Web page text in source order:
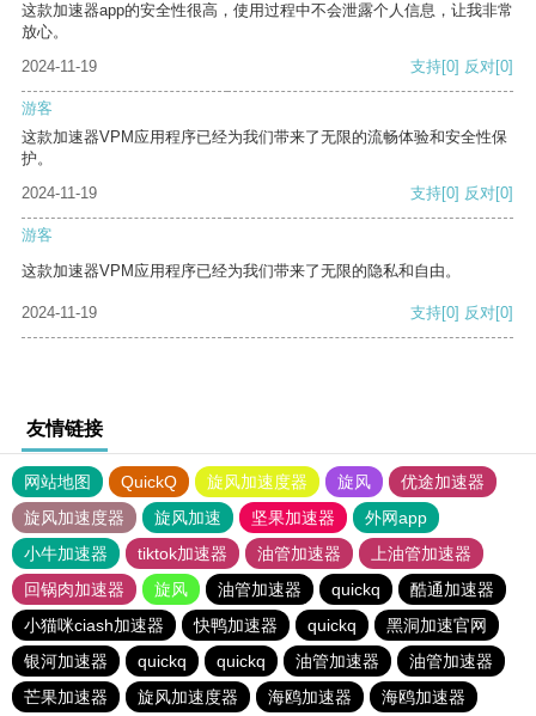
这款加速器app的安全性很高，使用过程中不会泄露个人信息，让我非常
放心。
2024-11-19
支持[0] 反对[0]
游客
这款加速器VPM应用程序已经为我们带来了无限的流畅体验和安全性保
护。
2024-11-19
支持[0] 反对[0]
游客
这款加速器VPM应用程序已经为我们带来了无限的隐私和自由。
2024-11-19 支持[0] 反对[0]
友情链接
网站地图 QuickQ 旋风加速度器 旋风
优途加速器
旋风加速度器
旋风加速 坚果加速器
外网app
小牛加速器
tiktok加速器 油管加速器
上油管加速器
回锅肉加速器
旋风 油管加速器 quickq
酷通加速器
小猫咪ciash加速器
快鸭加速器 quickq
黑洞加速官网
银河加速器
quickq quickq 油管加速器
油管加速器
芒果加速器
旋风加速度器 海鸥加速器 海鸥加速器